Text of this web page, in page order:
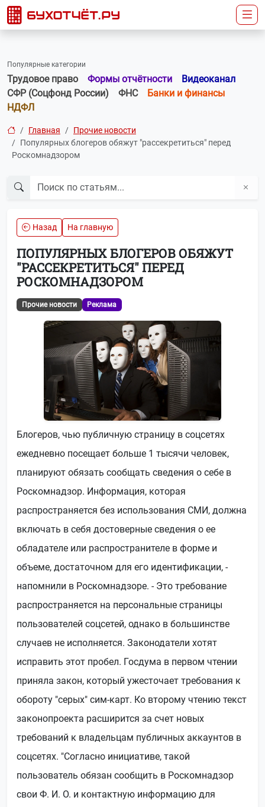
Популярные категории
Трудовое право Формы отчётности
Видеоканал
СФР (Соцфонд России)
ФНС
Банки и финансы
НДФЛ
Главная
Прочие новости
Популярных блогеров обяжут "рассекретиться" перед
Роскомнадзором
Назад На главную
ПОПУЛЯРНЫХ БЛОГЕРОВ ОБЯЖУТ
"РАССЕКРЕТИТЬСЯ" ПЕРЕД
РОСКОМНАДЗОРОМ
Прочие новости Реклама
Блогеров, чью публичную страницу в соцсетях
ежедневно посещает больше 1 тысячи человек,
планируют обязать сообщать сведения о себе в
Роскомнадзор. Информация, которая
распространяется без использования СМИ, должна
включать в себя достоверные сведения о ее
обладателе или распространителе в форме и
объеме, достаточном для его идентификации, -
напомнили в Роскомнадзоре. - Это требование
распространяется на персональные страницы
пользователей соцсетей, однако в большинстве
случаев не исполняется. Законодатели хотят
исправить этот пробел. Госдума в первом чтении
приняла закон, который ужесточает требования к
обороту "серых" сим-карт. Ко второму чтению текст
законопроекта расширится за счет новых
требований к владельцам публичных аккаунтов в
соцсетях. "Согласно инициативе, такой
пользователь обязан сообщить в Роскомнадзор
свои Ф. И. О. и контактную информацию для